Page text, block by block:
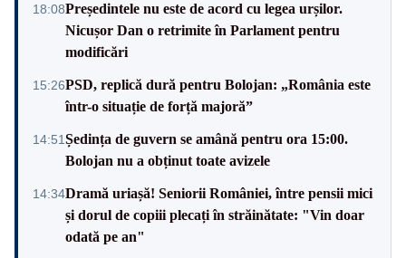
18:08Președintele nu este de acord cu legea urșilor.
Nicușor Dan o retrimite în Parlament pentru
modificări
15:26PSD, replică dură pentru Bolojan: „România este
într-o situație de forță majoră”
14:51Ședința de guvern se amână pentru ora 15:00.
Bolojan nu a obținut toate avizele
14:34Dramă uriașă! Seniorii României, între pensii mici
și dorul de copiii plecați în străinătate: "Vin doar
odată pe an"